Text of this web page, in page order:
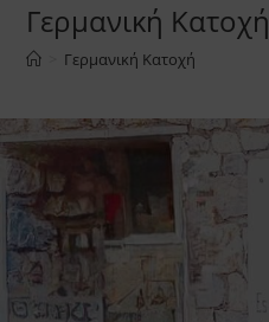
Γερμανική Κατοχή
Γερμανική Κατοχή